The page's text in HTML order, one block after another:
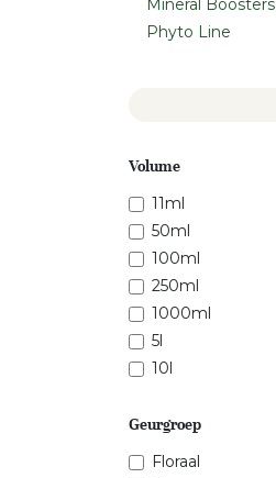
Mineral Boosters
Phyto Line
Volume
11ml
50ml
100ml
250ml
1000ml
5l
10l
Geurgroep
Floraal